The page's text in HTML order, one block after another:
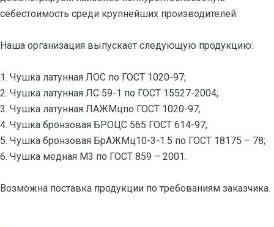
себестоимость среди крупнейших производителей.
Наша организация выпускает следующую продукцию:
1. Чушка латунная ЛОС по ГОСТ 1020-97;
2. Чушка латунная ЛС 59-1 по ГОСТ 15527-2004;
3. Чушка латунная ЛАЖМцпо ГОСТ 1020-97;
4. Чушка бронзовая БРОЦС 565 ГОСТ 614-97;
5. Чушка бронзовая БрАЖМц10-3-1.5 по ГОСТ 18175 – 78;
6. Чушка медная М3 по ГОСТ 859 – 2001.
Возможна поставка продукции по требованиям заказчика.